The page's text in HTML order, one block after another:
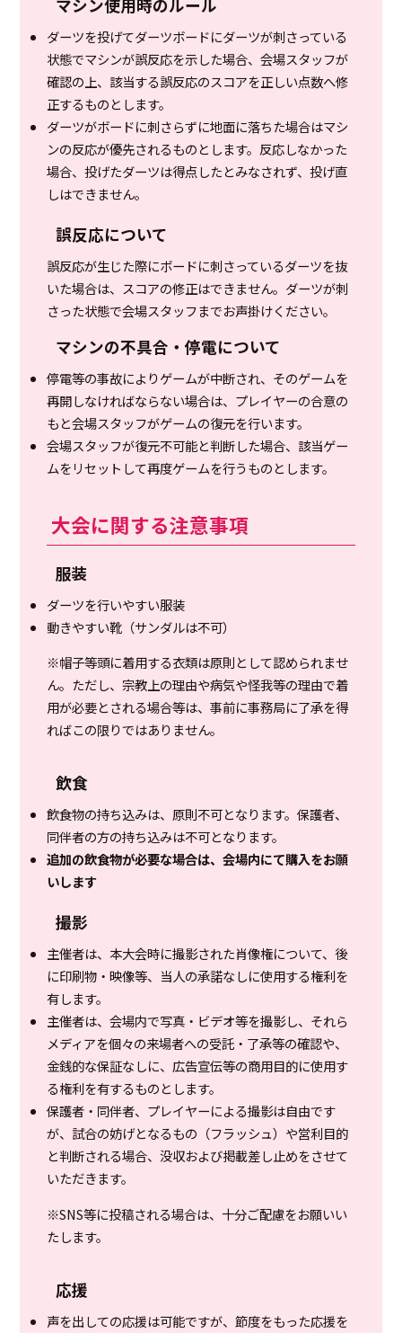
マシン使用時のルール
ダーツを投げてダーツボードにダーツが刺さっている
状態でマシンが誤反応を示した場合、会場スタッフが
確認の上、該当する誤反応のスコアを正しい点数へ修
正するものとします。
ダーツがボードに刺さらずに地面に落ちた場合はマシ
ンの反応が優先されるものとします。反応しなかった
場合、投げたダーツは得点したとみなされず、投げ直
しはできません。
誤反応について
誤反応が生じた際にボードに刺さっているダーツを抜
いた場合は、スコアの修正はできません。ダーツが刺
さった状態で会場スタッフまでお声掛けください。
マシンの不具合・停電について
停電等の事故によりゲームが中断され、そのゲームを
再開しなければならない場合は、プレイヤーの合意の
もと会場スタッフがゲームの復元を行います。
会場スタッフが復元不可能と判断した場合、該当ゲー
ムをリセットして再度ゲームを行うものとします。
大会に関する注意事項
服装
ダーツを行いやすい服装
動きやすい靴（サンダルは不可）
※帽子等頭に着用する衣類は原則として認められませ
ん。ただし、宗教上の理由や病気や怪我等の理由で着
用が必要とされる場合等は、事前に事務局に了承を得
ればこの限りではありません。
飲食
飲食物の持ち込みは、原則不可となります。保護者、
同伴者の方の持ち込みは不可となります。
追加の飲食物が必要な場合は、会場内にて購入をお願
いします
撮影
主催者は、本大会時に撮影された肖像権について、後
に印刷物・映像等、当人の承諾なしに使用する権利を
有します。
主催者は、会場内で写真・ビデオ等を撮影し、それら
メディアを個々の来場者への受託・了承等の確認や、
金銭的な保証なしに、広告宣伝等の商用目的に使用す
る権利を有するものとします。
保護者・同伴者、プレイヤーによる撮影は自由です
が、試合の妨げとなるもの（フラッシュ）や営利目的
と判断される場合、没収および掲載差し止めをさせて
いただきます。
※SNS等に投稿される場合は、十分ご配慮をお願いい
たします。
応援
声を出しての応援は可能ですが、節度をもった応援を